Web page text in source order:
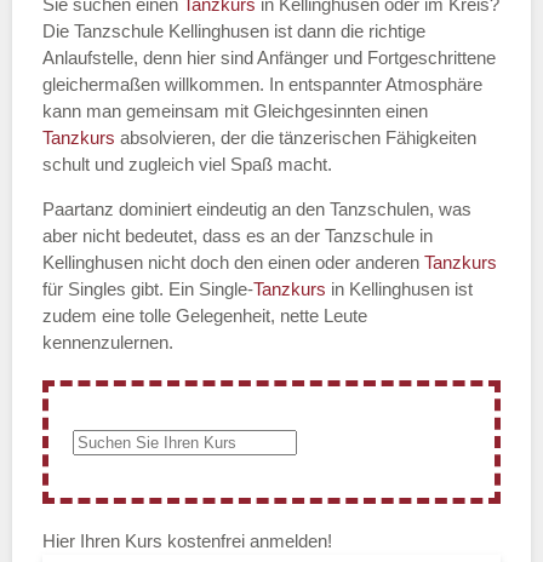
Sie suchen einen Tanzkurs in Kellinghusen oder im Kreis?
Die Tanzschule Kellinghusen ist dann die richtige
Anlaufstelle, denn hier sind Anfänger und Fortgeschrittene
gleichermaßen willkommen. In entspannter Atmosphäre
kann man gemeinsam mit Gleichgesinnten einen
Tanzkurs absolvieren, der die tänzerischen Fähigkeiten
schult und zugleich viel Spaß macht.
Paartanz dominiert eindeutig an den Tanzschulen, was
aber nicht bedeutet, dass es an der Tanzschule in
Kellinghusen nicht doch den einen oder anderen Tanzkurs
für Singles gibt. Ein Single-Tanzkurs in Kellinghusen ist
zudem eine tolle Gelegenheit, nette Leute
kennenzulernen.
Hier Ihren Kurs kostenfrei anmelden!